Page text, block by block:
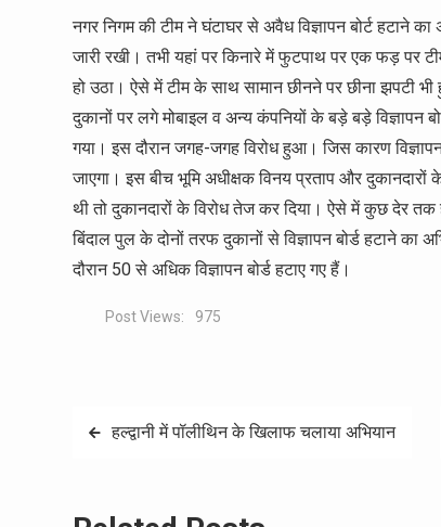
नगर निगम की टीम ने घंटाघर से अवैध विज्ञापन बोर्ट हटाने
जारी रखी। तभी यहां पर किनारे में फुटपाथ पर एक फड़ पर
हो उठा। ऐसे में टीम के साथ सामान छीनने पर छीना झपटी
दुकानों पर लगे मोबाइल व अन्य कंपनियों के बड़े बड़े विज्ञापन
गया। इस दौरान जगह-जगह विरोध हुआ। जिस कारण
जाएगा। इस बीच भूमि अधीक्षक विनय प्रताप और
थी तो दुकानदारों के विरोध तेज कर दिया। ऐसे में कुछ देर तक
बिंदाल पुल के दोनों तरफ दुकानों से विज्ञापन बोर्ड हटाने का
दौरान 50 से अधिक विज्ञापन बोर्ड हटाए गए हैं।
Post Views: 975
Postहल्द्वानी में पॉलीथिन के खिलाफ चलाया अभियान